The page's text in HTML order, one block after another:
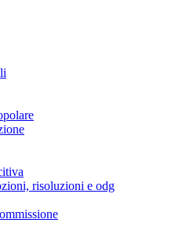
risoluzioni e odg